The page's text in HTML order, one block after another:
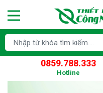
0859.788.333
Hotline